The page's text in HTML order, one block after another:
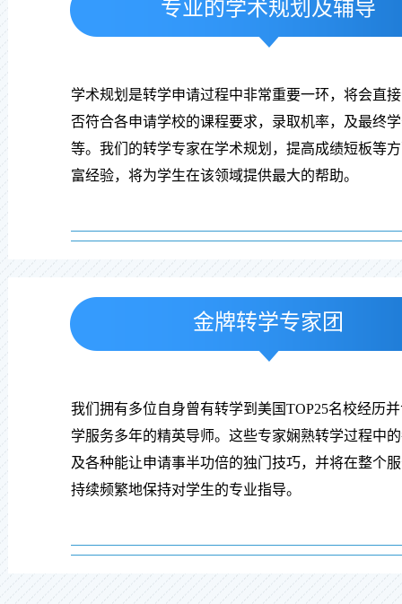
专业的学术规划及辅导
学术规划是转学申请过程中非常重要一环，将会直
否符合各申请学校的课程要求，录取机率，及最终
等。我们的转学专家在学术规划，提高成绩短板等
富经验，将为学生在该领域提供最大的帮助。
金牌转学专家团
我们拥有多位自身曾有转学到美国TOP25名校经历
学服务多年的精英导师。这些专家娴熟转学过程中
及各种能让申请事半功倍的独门技巧，并将在整个
持续频繁地保持对学生的专业指导。